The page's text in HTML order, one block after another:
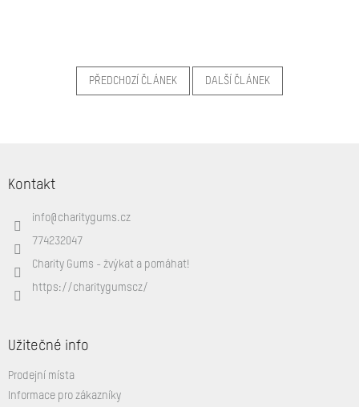
PŘEDCHOZÍ ČLÁNEK DALŠÍ ČLÁNEK
Kontakt
info@ charitygums.cz
774232047
Charity Gums - žvýkat a pomáhat!
https://charitygumscz/
Užitečné info
Prodejní místa
Informace pro zákazníky